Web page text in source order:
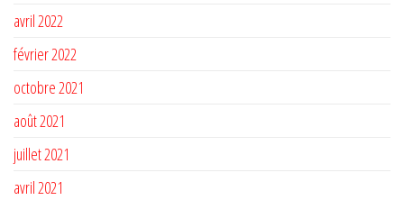
avril 2022
février 2022
octobre 2021
août 2021
juillet 2021
avril 2021